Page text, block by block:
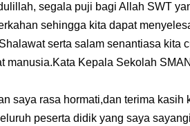
segala puji bagi Allah SWT
sehingga kita dapat
serta salam senantiasa kita
manusia.Kata Kepala Sekolah
saya rasa hormati,dan terima kasih
peserta didik yang saya